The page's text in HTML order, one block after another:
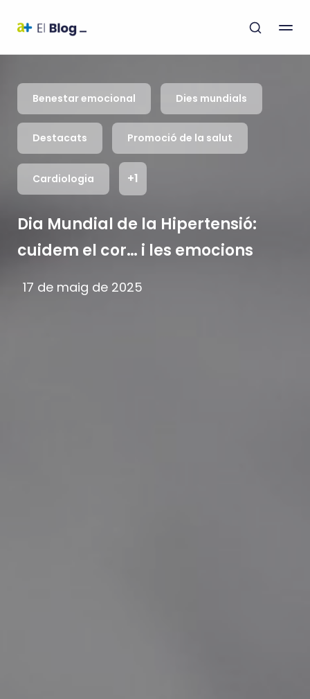
Benestar emocional Dies mundials
Destacats Promoció de la salut
Cardiologia +1
Dia Mundial de la Hipertensió:
cuidem el cor… i les emocions
17 de maig de 2025